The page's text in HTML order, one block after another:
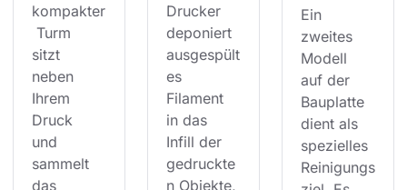
kompakter
Turm
sitzt
neben
Ihrem
Druck
und
sammelt
das
Drucker
deponiert
ausgespült
es
Filament
in das
Infill der
gedruckte
n Objekte,
Ein
zweites
Modell
auf der
Bauplatte
dient als
spezielles
Reinigungs